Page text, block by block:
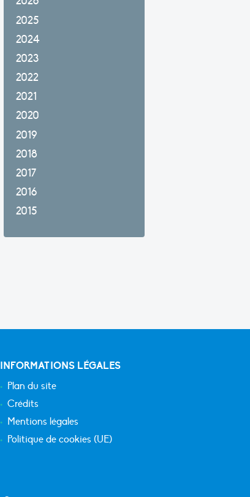
2025
2024
2023
2022
2021
2020
2019
2018
2017
2016
2015
INFORMATIONS LÉGALES
Plan du site
Crédits
Mentions légales
Politique de cookies (UE)